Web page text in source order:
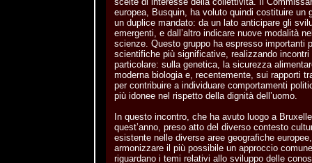
europea, Busquin, ha voluto quindi costituire un
un duplice mandato: da un lato anticipare gli
emergenti, e dall’altro indicare nuove modalità
scienze. Questo gruppo ha espresso importanti
scientifiche più significative, realizzando
particolare: sulla genetica, la sicurezza
moderna biologia e, recentemente, sui rapporti
per contribuire a individuare comportamenti
più idonee nel rispetto della dignità dell’uomo.
In questo incontro, che ha avuto luogo a
quest’anno, preso atto del diverso contesto
esistente nelle diverse aree geografiche
armonizzare il più possibile un approccio
riguardano i temi relativi allo sviluppo delle